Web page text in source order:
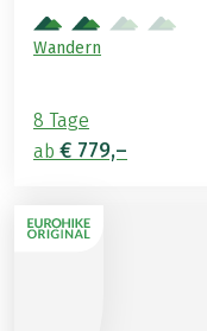
Wandern
8 Tage
ab € 779,–